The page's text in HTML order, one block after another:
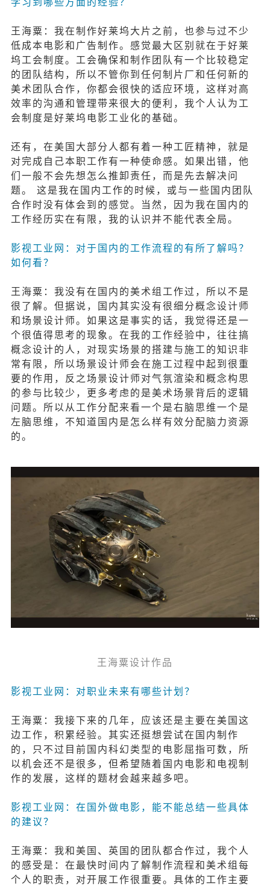
王海粟：我在制作好莱坞大片之前，也参与过不少
低成本电影和广告制作。感觉最大区别就在于好莱
坞工会制度。工会确保和制作团队有一个比较稳定
的团队结构，所以不管你到任何制片厂和任何新的
美术团队合作，你都会很快的适应环境，这样对高
效率的沟通和管理带来很大的便利，我个人认为工
会制度是好莱坞电影工业化的基础。
还有，在美国大部分人都有着一种工匠精神，就是
对完成自己本职工作有一种使命感。如果出错，他
们一般不会先想怎么推卸责任，而是先去解决问
题。 这是我在国内工作的时候，或与一些国内团队
合作时没有体会到的感觉。当然，因为我在国内的
工作经历实在有限，我的认识并不能代表全局。
影视工业网：对于国内的工作流程的有所了解吗？
如何看？
王海粟：我没有在国内的美术组工作过，所以不是
很了解。但据说，国内其实没有很细分概念设计师
和场景设计师。如果这是事实的话，我觉得还是一
个很值得思考的现象。在我的工作经验中，往往搞
概念设计的人，对现实场景的搭建与施工的知识非
常有限，所以场景设计师会在施工过程中起到很重
要的作用，反之场景设计师对气氛渲染和概念构思
的参与比较少，更多考虑的是美术场景背后的逻辑
问题。所以从工作分配来看一个是右脑思维一个是
左脑思维，不知道国内是怎么样有效分配脑力资源
的。
王海粟设计作品
影视工业网：对职业未来有哪些计划？
王海粟：我接下来的几年，应该还是主要在美国这
边工作，积累经验。其实还挺想尝试在国内制作
的，只不过目前国内科幻类型的电影屈指可数，所
以机会还不是很多，但希望随着国内电影和电视制
作的发展，这样的题材会越来越多吧。
影视工业网：在国外做电影，能不能总结一些具体
的建议？
王海粟：我和美国、英国的团队都合作过，我个人
的感受是：在最快时间内了解制作流程和美术组每
个人的职责，对开展工作很重要。具体的工作主要